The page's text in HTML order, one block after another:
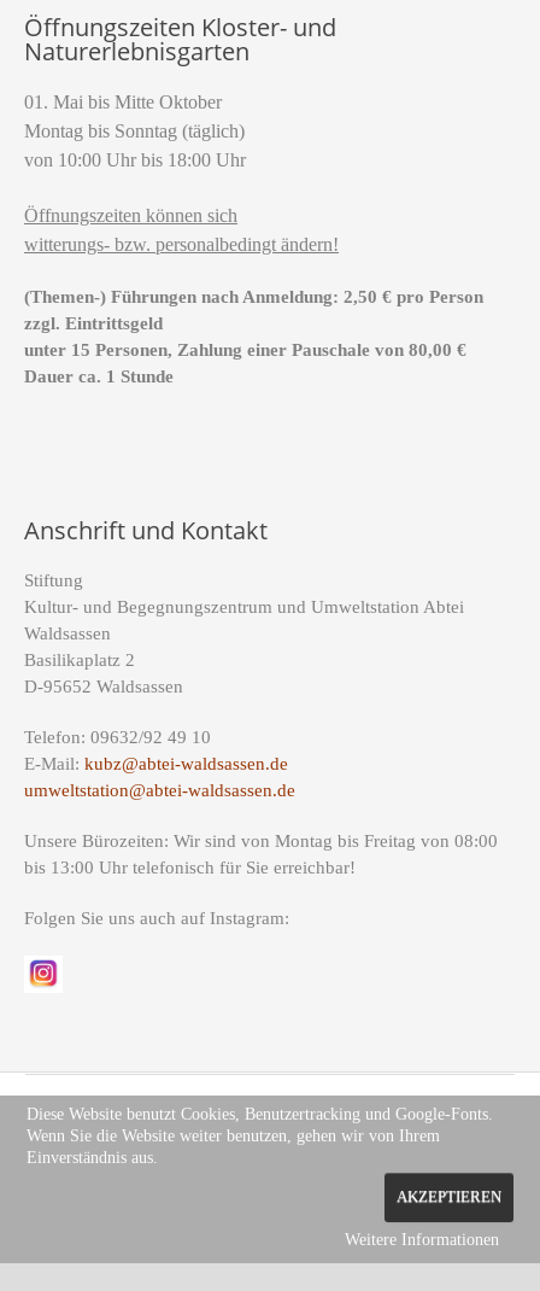
Öffnungszeiten Kloster- und
Naturerlebnisgarten
01. Mai bis Mitte Oktober
Montag bis Sonntag (täglich)
von 10:00 Uhr bis 18:00 Uhr
Öffnungszeiten können sich
witterungs- bzw. personalbedingt ändern!
(Themen-) Führungen nach Anmeldung: 2,50 € pro Person
zzgl. Eintrittsgeld
unter 15 Personen, Zahlung einer Pauschale von 80,00 €
Dauer ca. 1 Stunde
Anschrift und Kontakt
Stiftung
Kultur- und Begegnungszentrum und Umweltstation Abtei
Waldsassen
Basilikaplatz 2
D-95652 Waldsassen
Telefon: 09632/92 49 10
E-Mail: kubz@abtei-waldsassen.de
umweltstation@abtei-waldsassen.de
Unsere Bürozeiten: Wir sind von Montag bis Freitag von 08:00
bis 13:00 Uhr telefonisch für Sie erreichbar!
Folgen Sie uns auch auf Instagram:
Copyright (c) Site Name 2012. All rights reserved.Impressum
Diese Website benutzt Cookies, Benutzertracking und Google-Fonts.
Wenn Sie die Website weiter benutzen, gehen wir von Ihrem
Einverständnis aus.
AKZEPTIEREN
Weitere Informationen